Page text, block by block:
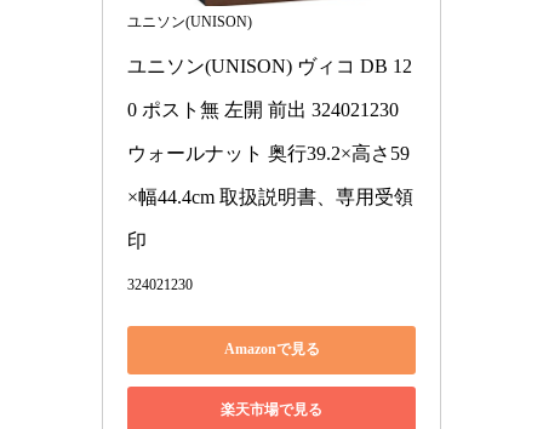
ユニソン(UNISON)
ユニソン(UNISON) ヴィコ DB 12
0 ポスト無 左開 前出 324021230
ウォールナット 奥行39.2×高さ59
×幅44.4cm 取扱説明書、専用受領
印
324021230
Amazonで見る
楽天市場で見る